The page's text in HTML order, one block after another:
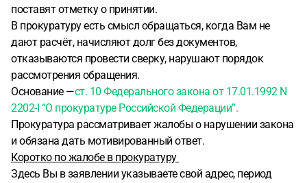
поставят отметку о принятии.
В прокуратуру есть смысл обращаться, когда Вам не
дают расчёт, начисляют долг без документов,
отказываются провести сверку, нарушают порядок
рассмотрения обращения.
Основание —ст. 10 Федерального закона от 17.01.1992 N
2202-I “О прокуратуре Российской Федерации”.
Прокуратура рассматривает жалобы о нарушении закона
и обязана дать мотивированный ответ.
Коротко по жалобе в прокуратуру
Здесь Вы в заявлении указываете свой адрес, период